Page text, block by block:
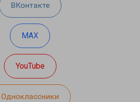
ВКонтакте
MAX
YouTube
Одноклассники